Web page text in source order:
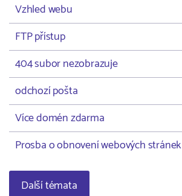
Vzhled webu
FTP přístup
404 subor nezobrazuje
odchozí pošta
Více domén zdarma
Prosba o obnovení webových stránek
Další témata